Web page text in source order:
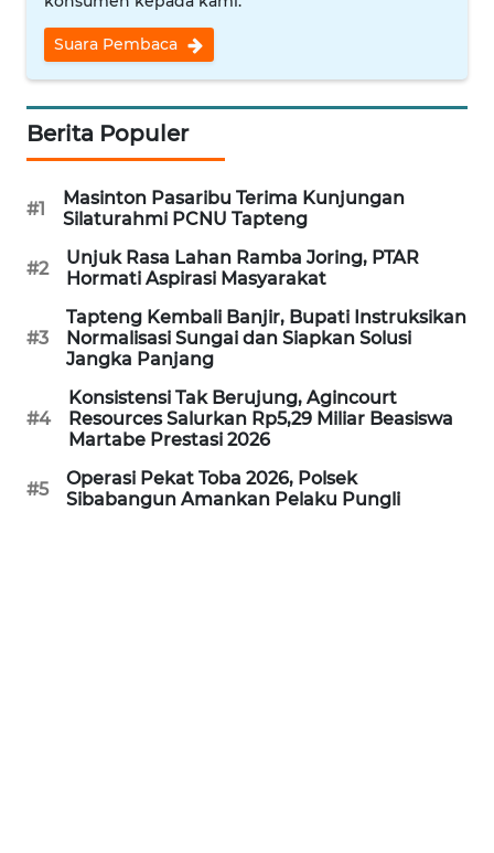
Suara Pembaca
Berita Populer
#1
Masinton Pasaribu Terima Kunjungan
Silaturahmi PCNU Tapteng
#2
Unjuk Rasa Lahan Ramba Joring, PTAR
Hormati Aspirasi Masyarakat
#3
Tapteng Kembali Banjir, Bupati Instruksikan
Normalisasi Sungai dan Siapkan Solusi
Jangka Panjang
#4
Konsistensi Tak Berujung, Agincourt
Resources Salurkan Rp5,29 Miliar Beasiswa
Martabe Prestasi 2026
#5
Operasi Pekat Toba 2026, Polsek
Sibabangun Amankan Pelaku Pungli
KUNINGAN
WN
SUKABUMI
WN
PURWAKARTA
WN
PRIANGAN
TIMUR
WN